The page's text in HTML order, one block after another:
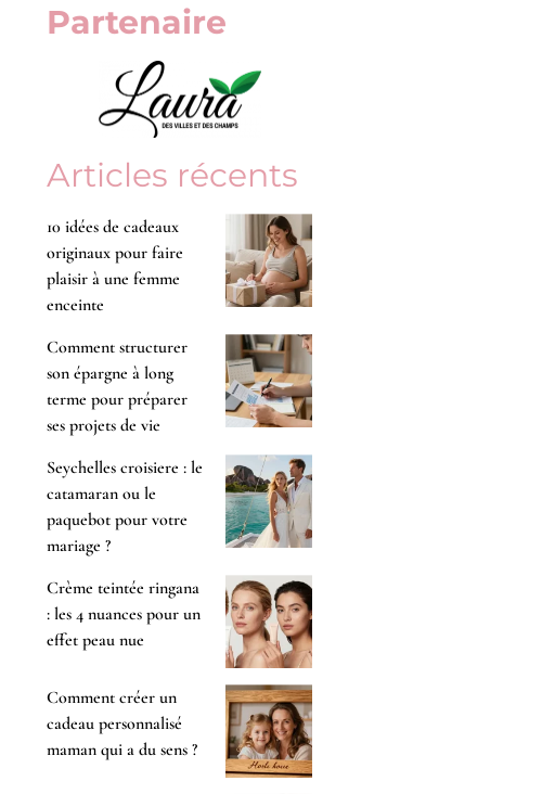
Partenaire
Articles récents
10 idées de cadeaux
originaux pour faire
plaisir à une femme
enceinte
Comment structurer
son épargne à long
terme pour préparer
ses projets de vie
Seychelles croisiere : le
catamaran ou le
paquebot pour votre
mariage ?
Crème teintée ringana
: les 4 nuances pour un
effet peau nue
Comment créer un
cadeau personnalisé
maman qui a du sens ?